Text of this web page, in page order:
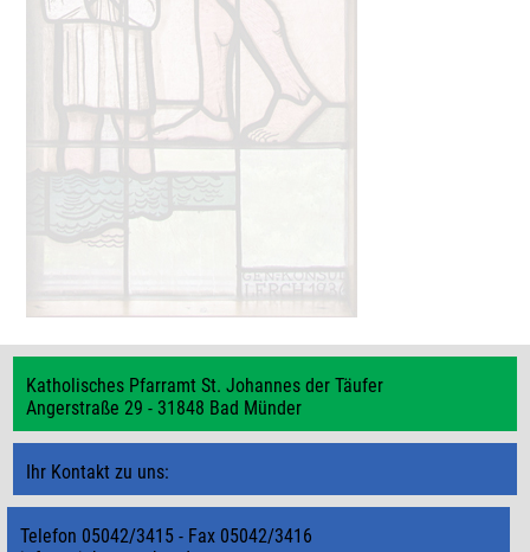
Katholisches Pfarramt St. Johannes der Täufer
Angerstraße 29 - 31848 Bad Münder
Ihr Kontakt zu uns:
Telefon 05042/3415 - Fax 05042/3416